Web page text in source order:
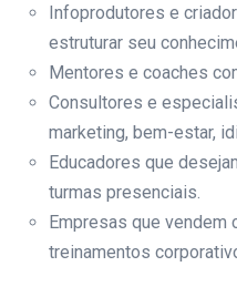
Infoprodutores e
estruturar seu
Mentores e coaches
Consultores e
marketing, bem-estar,
Educadores que
turmas presenciais.
Empresas que vendem
treinamentos